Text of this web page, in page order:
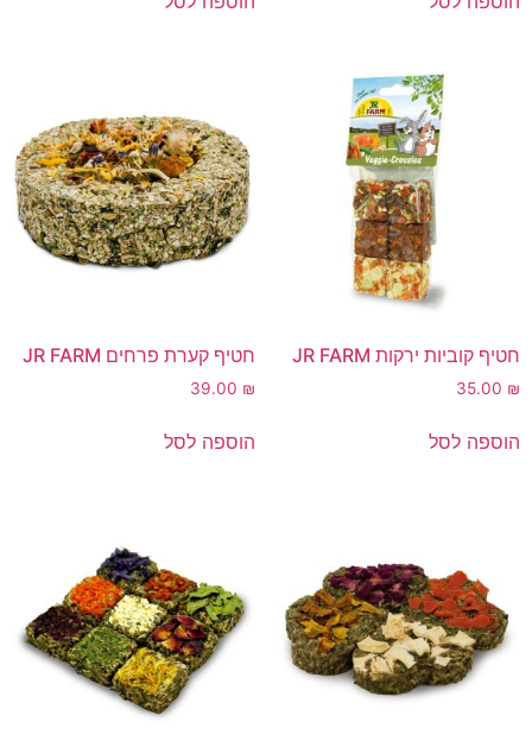
חטיף קוביות ירקות JR FARM
35.00 ₪
הוספה לסל
חטיף קערת פרחים JR FARM
39.00 ₪
הוספה לסל